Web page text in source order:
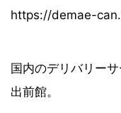
https://demae-
国内のデリバリー
出前館。